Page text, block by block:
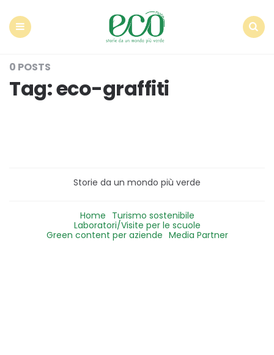
0 POSTS
Tag:eco-graffiti
Storie da un mondo più verde
Home Turismo sostenibile
Laboratori/Visite per le scuole
Green content per aziende Media Partner